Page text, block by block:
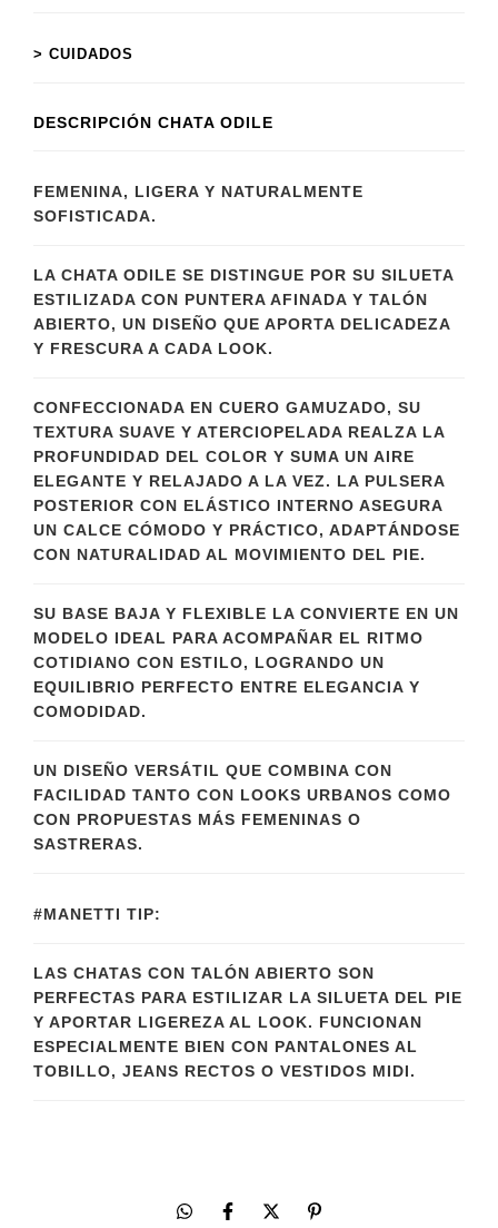
> CUIDADOS
DESCRIPCIÓN CHATA ODILE
FEMENINA, LIGERA Y NATURALMENTE
SOFISTICADA.
LA CHATA ODILE SE DISTINGUE POR SU SILUETA
ESTILIZADA CON PUNTERA AFINADA Y TALÓN
ABIERTO, UN DISEÑO QUE APORTA DELICADEZA
Y FRESCURA A CADA LOOK.
CONFECCIONADA EN CUERO GAMUZADO, SU
TEXTURA SUAVE Y ATERCIOPELADA REALZA LA
PROFUNDIDAD DEL COLOR Y SUMA UN AIRE
ELEGANTE Y RELAJADO A LA VEZ. LA PULSERA
POSTERIOR CON ELÁSTICO INTERNO ASEGURA
UN CALCE CÓMODO Y PRÁCTICO, ADAPTÁNDOSE
CON NATURALIDAD AL MOVIMIENTO DEL PIE.
SU BASE BAJA Y FLEXIBLE LA CONVIERTE EN UN
MODELO IDEAL PARA ACOMPAÑAR EL RITMO
COTIDIANO CON ESTILO, LOGRANDO UN
EQUILIBRIO PERFECTO ENTRE ELEGANCIA Y
COMODIDAD.
UN DISEÑO VERSÁTIL QUE COMBINA CON
FACILIDAD TANTO CON LOOKS URBANOS COMO
CON PROPUESTAS MÁS FEMENINAS O
SASTRERAS.
#MANETTI TIP:
LAS CHATAS CON TALÓN ABIERTO SON
PERFECTAS PARA ESTILIZAR LA SILUETA DEL PIE
Y APORTAR LIGEREZA AL LOOK. FUNCIONAN
ESPECIALMENTE BIEN CON PANTALONES AL
TOBILLO, JEANS RECTOS O VESTIDOS MIDI.